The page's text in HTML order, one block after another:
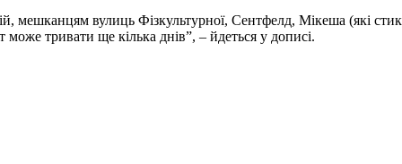
мешканцям вулиць Фізкультурної, Сентфелд, Мікеша (які
тривати ще кілька днів”, – йдеться у дописі.